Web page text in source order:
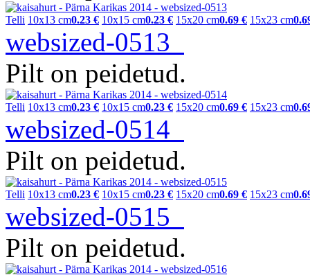
Telli 10x13 cm0.23 € 10x15 cm0.23 € 15x20 cm0.69 € 15x23 cm
websized-0513
Pilt on peidetud.
Telli 10x13 cm0.23 € 10x15 cm0.23 € 15x20 cm0.69 € 15x23 cm
websized-0514
Pilt on peidetud.
Telli 10x13 cm0.23 € 10x15 cm0.23 € 15x20 cm0.69 € 15x23 cm
websized-0515
Pilt on peidetud.